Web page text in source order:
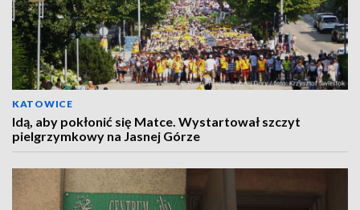
KATOWICE
Idą, aby pokłonić się Matce. Wystartował szczyt
pielgrzymkowy na Jasnej Górze